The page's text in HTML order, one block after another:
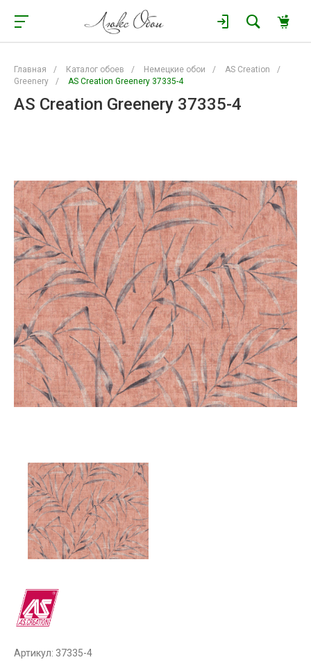
Главная / Каталог обоев / Немецкие обои / AS Creation
/
Greenery
/ AS Creation Greenery 37335-4
AS Creation Greenery 37335-4
Артикул: 37335-4